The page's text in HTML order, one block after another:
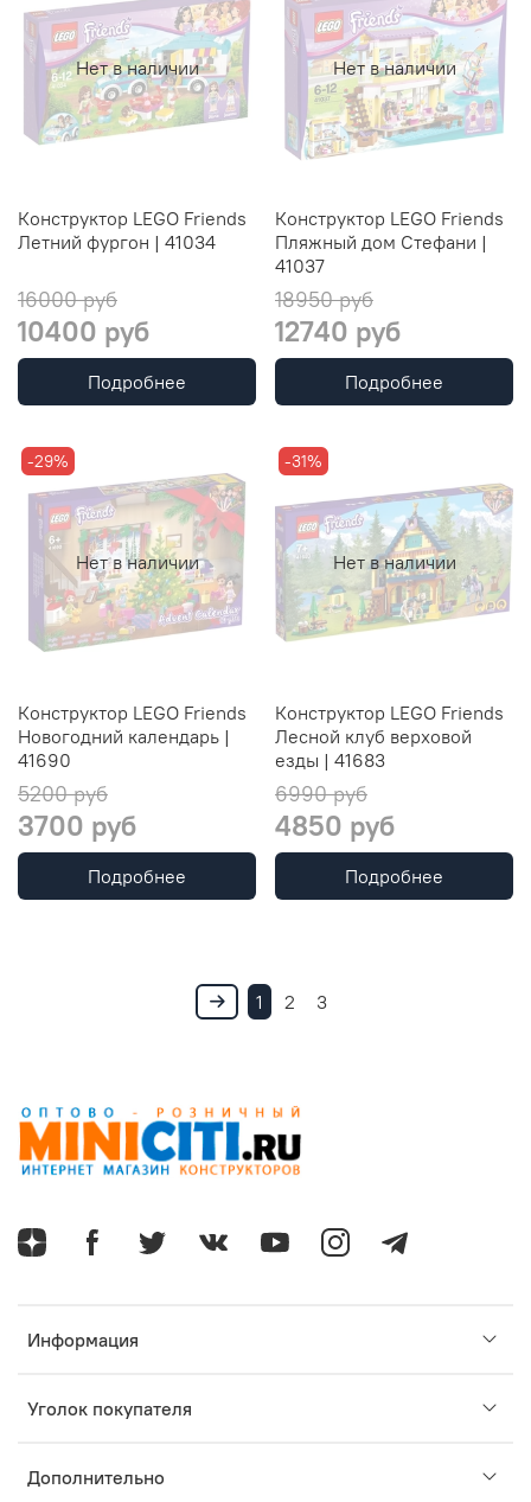
Нет в наличии
Конструктор LEGO Friends
Летний фургон | 41034
16000 руб
10400 руб
Подробнее
Нет в наличии
Конструктор LEGO Friends
Пляжный дом Стефани |
41037
18950 руб
12740 руб
Подробнее
Нет в наличии
-29%
Конструктор LEGO Friends
Новогодний календарь |
41690
5200 руб
3700 руб
Подробнее
Нет в наличии
-31%
Конструктор LEGO Friends
Лесной клуб верховой
езды | 41683
6990 руб
4850 руб
Подробнее
1 2 3
Информация
Уголок покупателя
Дополнительно